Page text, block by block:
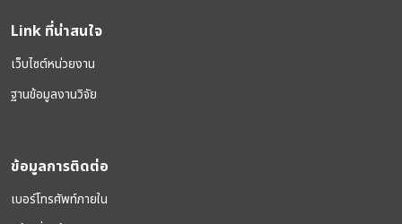
Link ที่น่าสนใจ
เว็บไซต์หน่วยงาน
ฐานข้อมูลงานวิจัย
ข้อมูลการติดต่อ
เบอร์โทรศัพท์ภายใน